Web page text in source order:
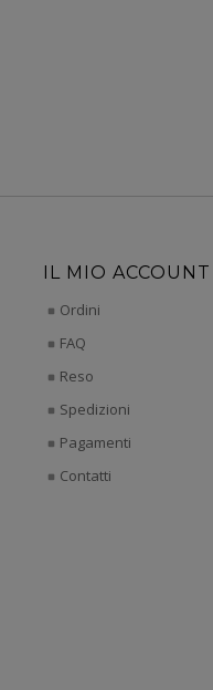
IL MIO ACCOUNT
Ordini
FAQ
Reso
Spedizioni
Pagamenti
Contatti